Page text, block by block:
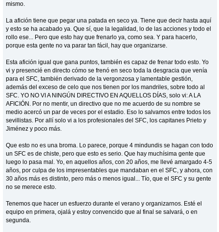
mismo.
La afición tiene que pegar una patada en seco ya. Tiene que decir hasta aquí
y esto se ha acabado ya. Que sí, que la legalidad, lo de las acciones y todo el
rollo ese... Pero que esto hay que frenarlo ya, como sea. Y para hacerlo,
porque esta gente no va parar tan fácil, hay que organizarse.
Esta afición igual que gana puntos, también es capaz de frenar todo esto. Yo
vi y presencié en directo cómo se frenó en seco toda la desgracia que venía
para el SFC, también derivado de la vergonzosa y lamentable gestión,
además del exceso de celo que nos tienen por los mandriles, sobre todo al
SFC. YO NO VI A NINGÚN DIRECTIVO EN AQUELLOS DÍAS, solo vi: A LA
AFICIÓN. Por no mentir, un directivo que no me acuerdo de su nombre se
medio acercó un par de veces por el estadio. Eso lo salvamos entre todos los
sevillistas. Por allí solo vi a los profesionales del SFC, los capitanes Prieto y
Jiménez y poco más.
Que esto no es una broma. Lo parece, porque 4 mindundis se hagan con todo
un SFC es de chiste, pero que esto es serio. Que hay muchísima gente que
luego lo pasa mal. Yo, en aquellos años, con 20 años, me llevé amargado 4-5
años, por culpa de los impresentables que mandaban en el SFC, y ahora, con
30 años más es distinto, pero más o menos igual... Tío, que el SFC y su gente
no se merece esto.
Tenemos que hacer un esfuerzo durante el verano y organizarnos. Esté el
equipo en primera, ojalá y estoy convencido que al final se salvará, o en
segunda.